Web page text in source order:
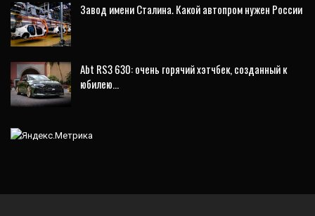
Завод имени Сталина. Какой автопром нужен России
Abt RS3 630: очень горячий хэтчбек, созданный к
юбилею…